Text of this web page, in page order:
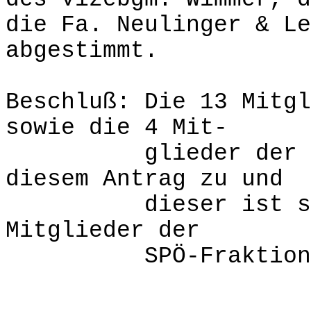
die Fa. Neulinger &
abgestimmt.
Beschluß: Die 13
sowie die 4 Mit-
glieder der FPÖ-
diesem Antrag zu und
dieser ist somit
Mitglieder der
SPÖ-Fraktion